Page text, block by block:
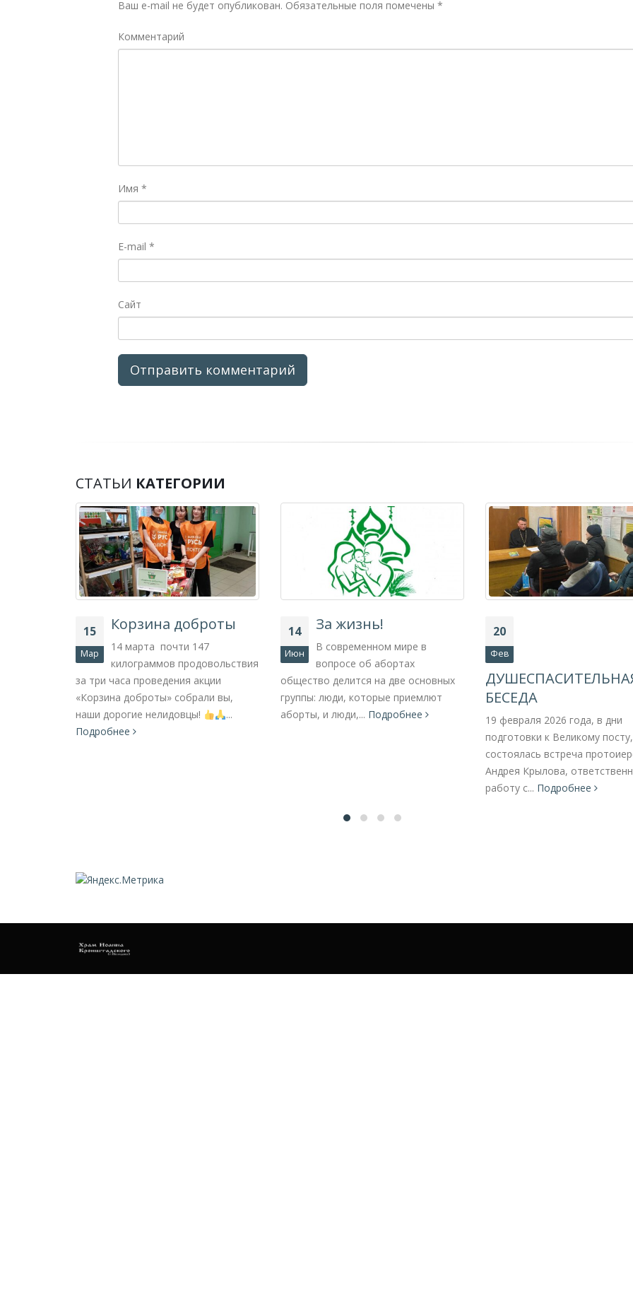
Ваш e-mail не будет опубликован. Обязательные поля помечены *
Комментарий
Имя *
E-mail *
Сайт
СТАТЬИ КАТЕГОРИИ
15
Мар
Корзина доброты
14 марта почти 147
килограммов продовольствия
за три часа проведения акции
«Корзина доброты» собрали вы,
наши дорогие нелидовцы!
...
Подробнее
14
Июн
За жизнь!
В современном мире в
вопросе об абортах
общество делится на две основных
группы: люди, которые приемлют
аборты, и люди,... Подробнее
20
Фев
БЕСЕДА
19 февраля 2026 года, в дни
подготовки к Великому посту,
состоялась встреча
Андрея Крылова,
работу с... Подробнее